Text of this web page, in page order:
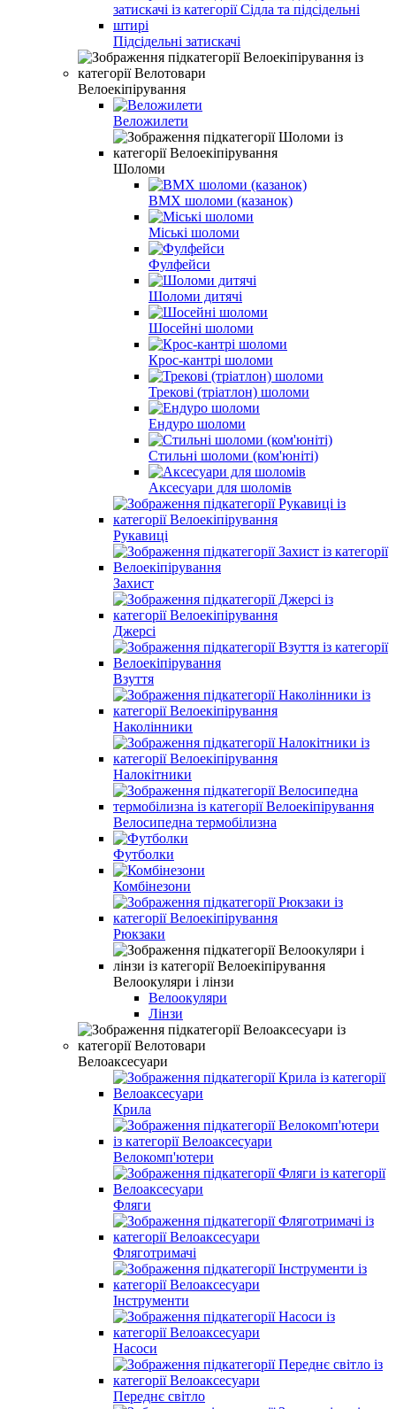
Підсідельні затискачі
Велоекіпірування
Веложилети
Шоломи
BMX шоломи (казанок)
Міські шоломи
Фулфейси
Шоломи дитячі
Шосейні шоломи
Крос-кантрі шоломи
Трекові (тріатлон) шоломи
Ендуро шоломи
Стильні шоломи (ком'юніті)
Аксесуари для шоломів
Рукавиці
Захист
Джерсі
Взуття
Наколінники
Налокітники
Велосипедна термобілизна
Футболки
Комбінезони
Рюкзаки
Велоокуляри і лінзи
Велоокуляри
Лінзи
Велоаксесуари
Крила
Велокомп'ютери
Фляги
Фляготримачі
Інструменти
Насоси
Переднє світло